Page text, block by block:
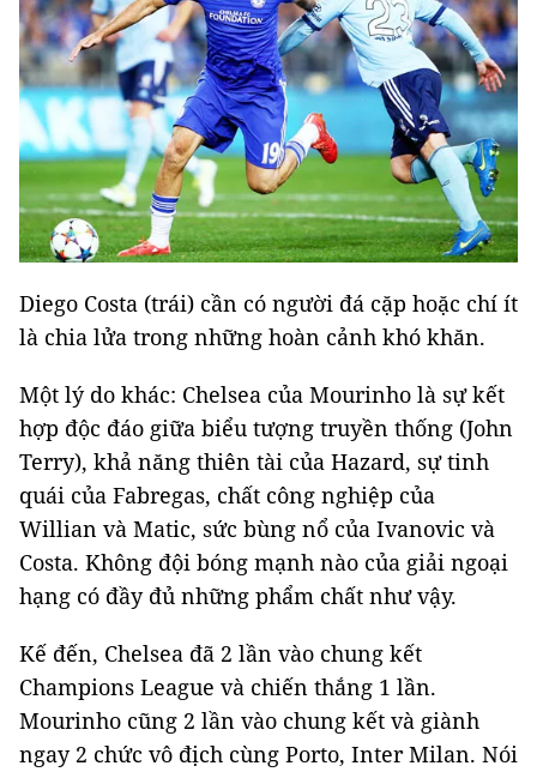
Diego Costa (trái) cần có người đá cặp hoặc chí ít
là chia lửa trong những hoàn cảnh khó khăn.
Một lý do khác: Chelsea của Mourinho là sự kết
hợp độc đáo giữa biểu tượng truyền thống (John
Terry), khả năng thiên tài của Hazard, sự tinh
quái của Fabregas, chất công nghiệp của
Willian và Matic, sức bùng nổ của Ivanovic và
Costa. Không đội bóng mạnh nào của giải ngoại
hạng có đầy đủ những phẩm chất như vậy.
Kế đến, Chelsea đã 2 lần vào chung kết
Champions League và chiến thắng 1 lần.
Mourinho cũng 2 lần vào chung kết và giành
ngay 2 chức vô địch cùng Porto, Inter Milan. Nói